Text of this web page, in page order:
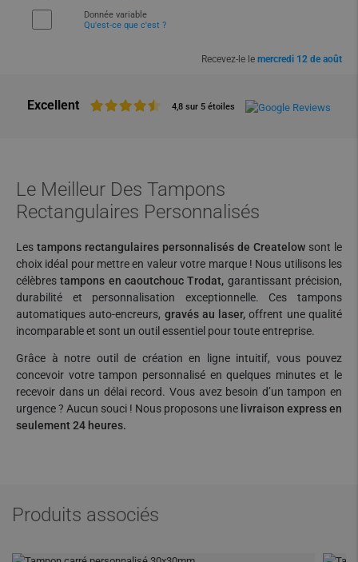
Donnée variable
Qu'est-ce que c'est ?
Recevez-le le mercredi 12 de août
Excellent 4,8 sur 5 étoiles
Le Meilleur Des Tampons
Rectangulaires Personnalisés
Les tampons rectangulaires personnalisés de Createlow sont le
choix idéal pour mettre en valeur votre marque ! Nous utilisons les
célèbrestampons en caoutchouc Trodat, garantissant précision,
durabilité et personnalisation exceptionnelle. Ces tampons
automatiques auto-encreurs, gravés au laser, offrent une qualité
incomparable et sont un outil essentiel pour toute entreprise.
Grâce à notre outil de création en ligne intuitif, vous pouvez
concevoir votre tampon personnalisé en quelques minutes et le
recevoir dans un délai record. Vous avez besoin d’un tampon en
urgence ? Aucun souci ! Nous proposons une livraison express en
seulement 24 heures.
Produits associés